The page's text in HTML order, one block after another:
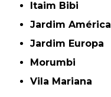
Itaim Bibi
Jardim América
Jardim Europa
Morumbi
Vila Mariana